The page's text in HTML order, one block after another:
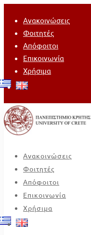
Ανακοινώσεις
Φοιτητές
Απόφοιτοι
Επικοινωνία
Χρήσιμα
Ανακοινώσεις
Φοιτητές
Απόφοιτοι
Επικοινωνία
Χρήσιμα